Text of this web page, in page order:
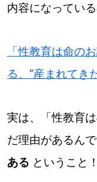
内容になってい
「性教育は命の
る、“産まれてき
実は、「性教育
だ理由があるん
ある ということ！